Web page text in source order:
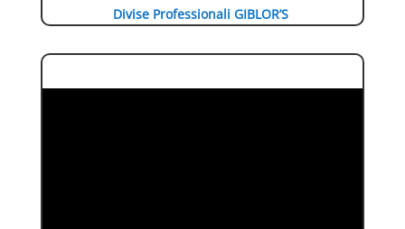
Divise Professionali GIBLOR’S